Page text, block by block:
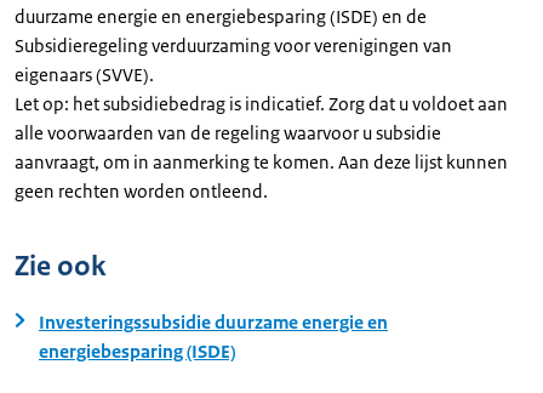
duurzame energie en energiebesparing (ISDE) en de
Subsidieregeling verduurzaming voor verenigingen van
eigenaars (SVVE).
Let op: het subsidiebedrag is indicatief. Zorg dat u voldoet aan
alle voorwaarden van de regeling waarvoor u subsidie
aanvraagt, om in aanmerking te komen. Aan deze lijst kunnen
geen rechten worden ontleend.
Zie ook
Investeringssubsidie duurzame energie en
energiebesparing (ISDE)